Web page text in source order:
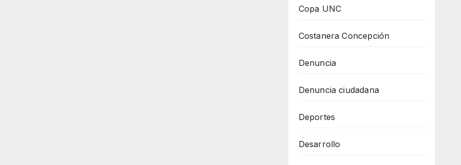
Copa UNC
Costanera Concepción
Denuncia
Denuncia ciudadana
Deportes
Desarrollo